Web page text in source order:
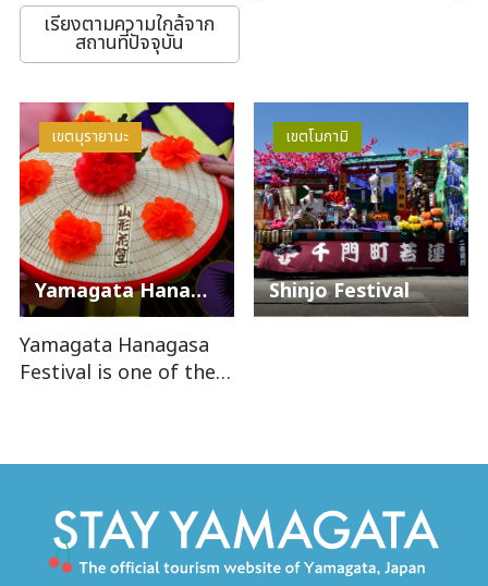
เรียงตามความใกล้จาก
สถานที่ปัจจุบัน
Yamagata Hanagasa Festival
เขตมุรายามะ
Yamagata Hanagasa
Festival is one of the
Shinjo Festival
เขตโมกามิ